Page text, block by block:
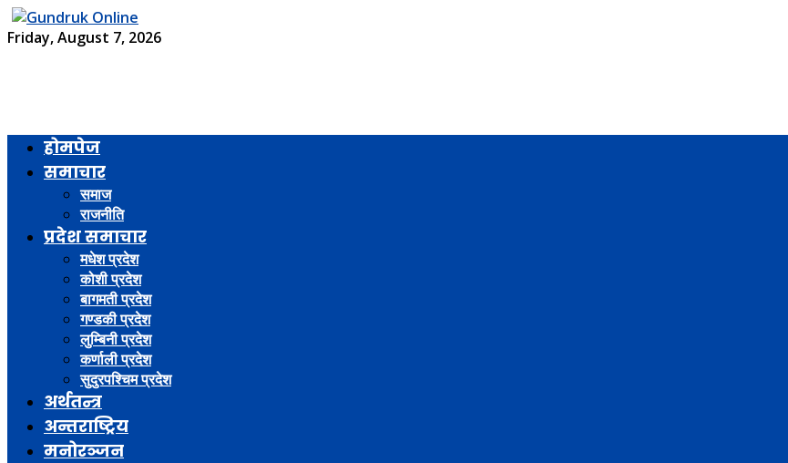
Friday, August 7, 2026
होमपेज
समाचार
समाज
राजनीति
प्रदेश समाचार
मधेश प्रदेश
कोशी प्रदेश
बागमती प्रदेश
गण्डकी प्रदेश
लुम्बिनी प्रदेश
कर्णाली प्रदेश
सुदुरपश्चिम प्रदेश
अर्थतन्त्र
अन्तराष्ट्रिय
मनोरञ्जन